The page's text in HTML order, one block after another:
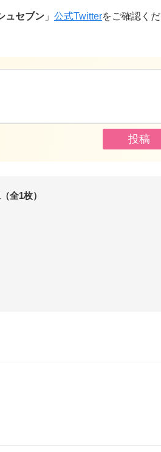
ュセブン 」 公式Twitterをご確認くだ
全1枚）